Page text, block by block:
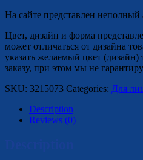
На сайте представлен неполный
Цвет, дизайн и форма
может отличаться от дизайна
указать желаемый цвет (дизайн)
заказу, при этом мы не
SKU: 3215073 Categories: Для
Description
Reviews (0)